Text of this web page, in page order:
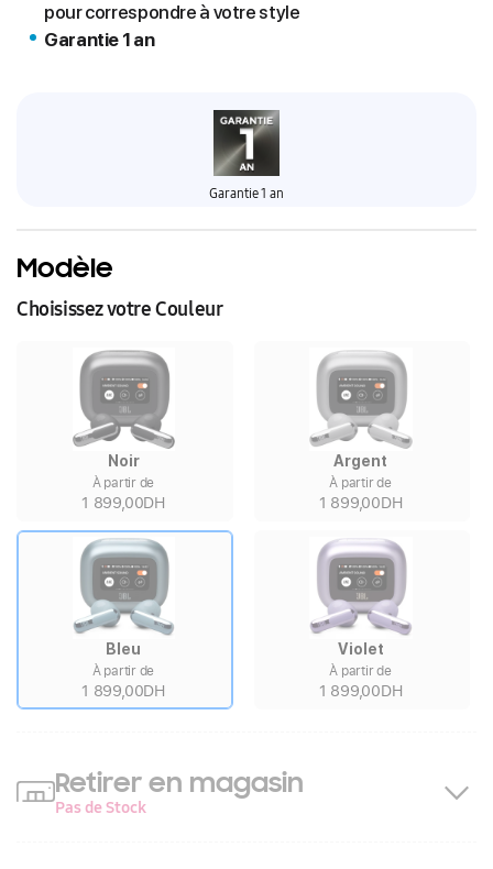
pour correspondre à votre style
Garantie 1 an
Garantie 1 an
Modèle
Choisissez votre Couleur
Noir
À partir de
1 899,00DH
Argent
À partir de
1 899,00DH
Bleu
À partir de
1 899,00DH
Violet
À partir de
1 899,00DH
Retirer en magasin
Pas de Stock